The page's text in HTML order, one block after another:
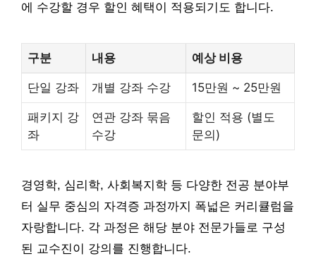
에 수강할 경우 할인 혜택이 적용되기도 합니다.
구분 내용 예상 비용
단일 강좌 개별 강좌 수강 15만원 ~ 25만원
패키지 강
좌
연관 강좌 묶음
수강
할인 적용 (별도
문의)
경영학, 심리학, 사회복지학 등 다양한 전공 분야부
터 실무 중심의 자격증 과정까지 폭넓은 커리큘럼을
자랑합니다. 각 과정은 해당 분야 전문가들로 구성
된 교수진이 강의를 진행합니다.